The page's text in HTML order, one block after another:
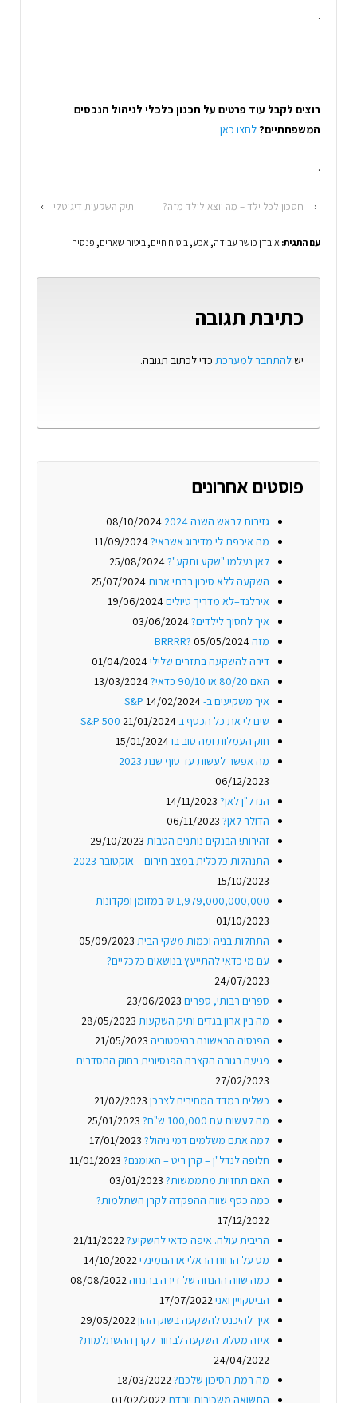
.
רוצים לקבל עוד פרטים על תכנון כלכלי לניהול הנכסים
המשפחתיים? לחצו כאן
.
‹ חסכון לכל ילד – מה יוצא לילד מזה? תיק השקעות דיגיטלי ›
עם התגית: אובדן כושר עבודה, אכע, ביטוח חיים, ביטוח שארים, פנסיה
כתיבת תגובה
ישלהתחבר למערכת כדי לכתוב תגובה.
פוסטים אחרונים
גזירות לראש השנה 2024
08/10/2024
מה איכפת לי מדירוג אשראי?11/09/2024
לאן נעלמו "שקע ותקע"?25/08/2024
השקעה ללא סיכון בבתי אבות25/07/2024
אירלנד–לא מדריך טיולים19/06/2024
איך לחסוך לילדים?03/06/2024
מזה BRRRR?05/05/2024
דירה להשקעה בתזרים שלילי01/04/2024
האם 80/20 או 90/10 כדאי?
13/03/2024
איך משקיעים ב- S&P14/02/2024
שים לי את כל הכסף ב S&P 50021/01/2024
חוק העמלות ומה טוב בו15/01/2024
מה אפשר לעשות עד סוף שנת 2023
06/12/2023
הנדל"ן לאן? 14/11/2023
הדולר לאן? 06/11/2023
זהירות! הבנקים נותנים הטבות 29/10/2023
התנהלות כלכלית במצב חירום – אוקטובר 2023
15/10/2023
1,979,000,000,000 ₪ במזומן ופקדונות
01/10/2023
התחלות בניה וכמות משקי הבית 05/09/2023
עם מי כדאי להתייעץ בנושאים כלכליים?
24/07/2023
ספרים רבותי, ספרים 23/06/2023
מה בין ארון בגדים ותיק השקעות 28/05/2023
הפנסיה הראשונה בהיסטוריה 21/05/2023
פגיעה בגובה הקצבה הפנסיונית בחוק ההסדרים
27/02/2023
כשלים במדד המחירים לצרכן 21/02/2023
מה לעשות עם 100,000 ש"ח?
25/01/2023
למה אתם משלמים דמי ניהול? 17/01/2023
חלופה לנדל"ן – קרן ריט – האומנם? 11/01/2023
האם תחזיות מתממשות? 03/01/2023
כמה כסף שווה ההפקדה לקרן השתלמות?
17/12/2022
הריבית עולה. איפה כדאי להשקיע?21/11/2022
מס על הרווח הראלי או הנומינלי14/10/2022
כמה שווה ההנחה של דירה בהנחה08/08/2022
הביטקויין ואני17/07/2022
איך להיכנס להשקעה בשוק ההון29/05/2022
איזה מסלול השקעה לבחור לקרן ההשתלמות?
24/04/2022
מה רמת הסיכון שלכם?18/03/2022
התשואה משכירות יורדת 01/02/2022